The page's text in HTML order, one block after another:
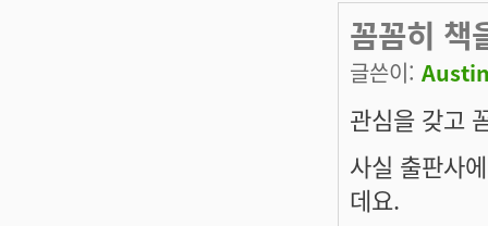
꼼꼼히 책
글쓴이:
관심을 갖고
사실 출판사
데요.